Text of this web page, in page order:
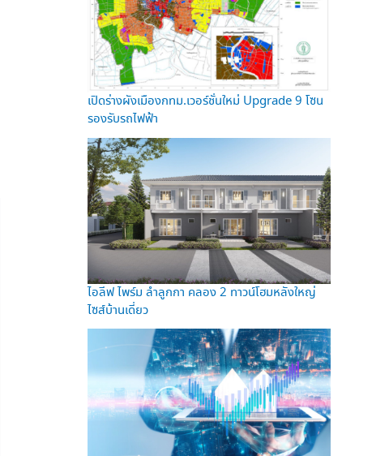
เปิดร่างผังเมืองกทม.เวอร์ชั่นใหม่ Upgrade 9 โซน
รองรับรถไฟฟ้า
ไอลีฟ ไพร์ม ลำลูกกา คลอง 2 ทาวน์โฮมหลังใหญ่
ไซส์บ้านเดี่ยว